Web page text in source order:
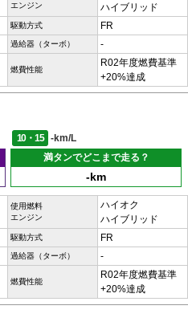
エンジン
ハイブリッド
駆動方式 FR
過給器（ターボ） -
燃費性能
R02年度燃費基準
+20%達成
10・15
-km/L
満タンでどこまで走る？
-km
使用燃料
エンジン
ハイオク
ハイブリッド
駆動方式 FR
過給器（ターボ） -
燃費性能
R02年度燃費基準
+20%達成